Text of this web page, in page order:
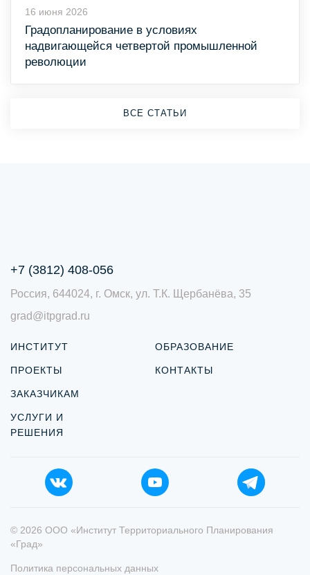
16 июня 2026
Градопланирование в условиях
надвигающейся четвертой промышленной
революции
ВСЕ СТАТЬИ
+7 (3812) 408-056
Россия, 644024, г. Омск, ул. Т.К. Щербанёва, 35
grad@itpgrad.ru
ИНСТИТУТ
ПРОЕКТЫ
ЗАКАЗЧИКАМ
УСЛУГИ И
РЕШЕНИЯ
ОБРАЗОВАНИЕ
КОНТАКТЫ
© 2026 ООО «Институт Территориального Планирования
«Град»
Политика персональных данных